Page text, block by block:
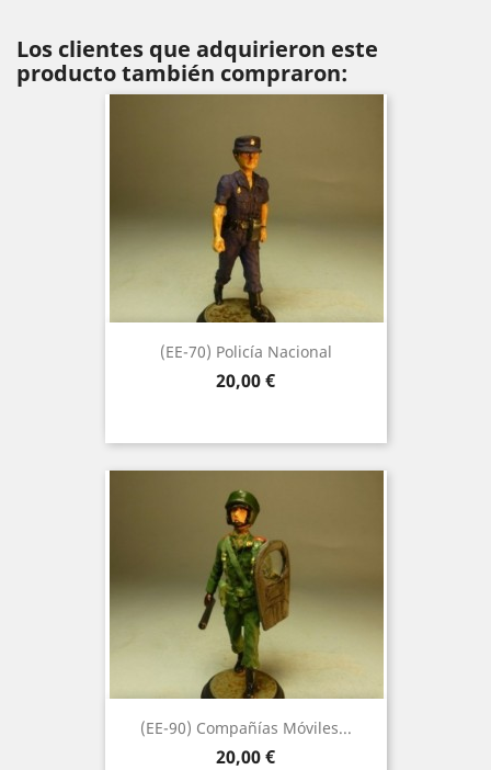
Los clientes que adquirieron este
producto también compraron:
(EE-70) Policía Nacional
Precio
20,00 €
(EE-90) Compañías Móviles...
Precio
20,00 €